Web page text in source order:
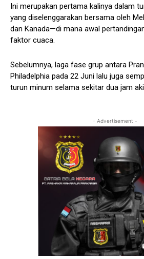
Ini merupakan pertama kalinya dalam
yang diselenggarakan bersama oleh
dan Kanada—di mana awal
faktor cuaca.
Sebelumnya, laga fase grup antara
Philadelphia pada 22 Juni lalu juga
turun minum selama sekitar dua jam
- Advertisement -